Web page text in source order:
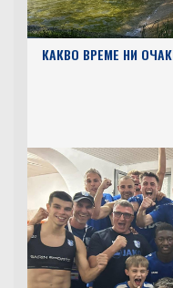
КАКВО ВРЕМЕ НИ